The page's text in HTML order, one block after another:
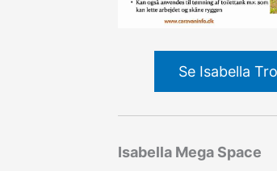
Se Isabella
Isabella Mega Space